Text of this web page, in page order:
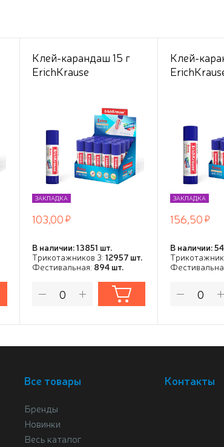
Клей-карандаш 15 г
ErichKrause
ЗАКЛАДКА
103,00
В наличии: 13851 шт.
Трикотажников 3: 12957 шт.
Фестивальная: 894 шт.
Клей-
ЗАКЛАДКА
156,50
В наличии:
Все товары
Бренды
Новинки
Весь каталог
Контакты